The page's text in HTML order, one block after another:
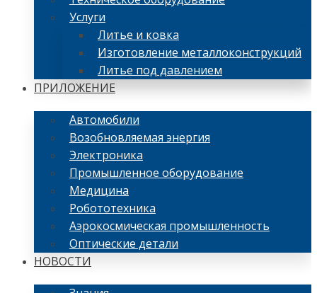
Услуги
Литье и ковка
Изготовление металлоконструкций
Литье под давлением
ПРИЛОЖЕНИЕ
Автомобили
Возобновляемая энергия
Электроника
Промышленное оборудование
Медицина
Робототехника
Аэрокосмическая промышленность
Оптические детали
НОВОСТИ